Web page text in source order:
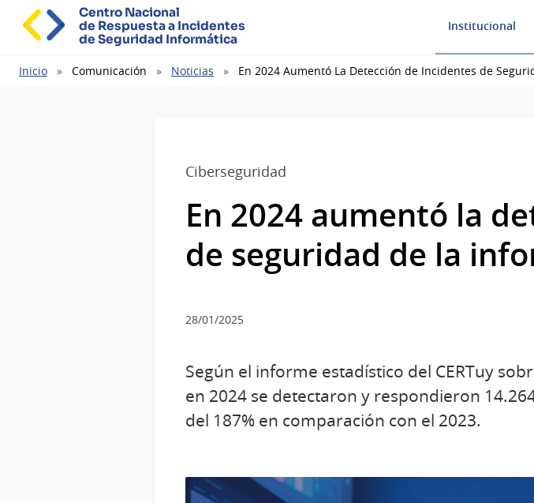
Centro Nacional
de Respuesta a Incidentes
de Seguridad Informática
Institucional
Ruta
Inicio Comunicación Noticias En 2024 Aumentó La Detección de Incidentes de
Ciberseguridad
En 2024 aumentó la
de seguridad de la
28/01/2025
Según el informe estadístico del CERTuy
en 2024 se detectaron y respondieron
del 187% en comparación con el 2023.